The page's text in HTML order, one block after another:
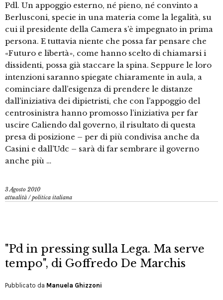
Pdl. Un appoggio esterno, né pieno, né convinto a
Berlusconi, specie in una materia come la legalità, su
cui il presidente della Camera s’è impegnato in prima
persona. E tuttavia niente che possa far pensare che
«Futuro e libertà», come hanno scelto di chiamarsi i
dissidenti, possa già staccare la spina. Seppure le loro
intenzioni saranno spiegate chiaramente in aula, a
cominciare dall’esigenza di prendere le distanze
dall’iniziativa dei dipietristi, che con l’appoggio del
centrosinistra hanno promosso l’iniziativa per far
uscire Caliendo dal governo, il risultato di questa
presa di posizione – per di più condivisa anche da
Casini e dall’Udc – sarà di far sembrare il governo
anche più …
3 Agosto 2010
attualità /politica italiana
"Pd in pressing sulla Lega. Ma serve
tempo", di Goffredo De Marchis
Pubblicato da Manuela Ghizzoni